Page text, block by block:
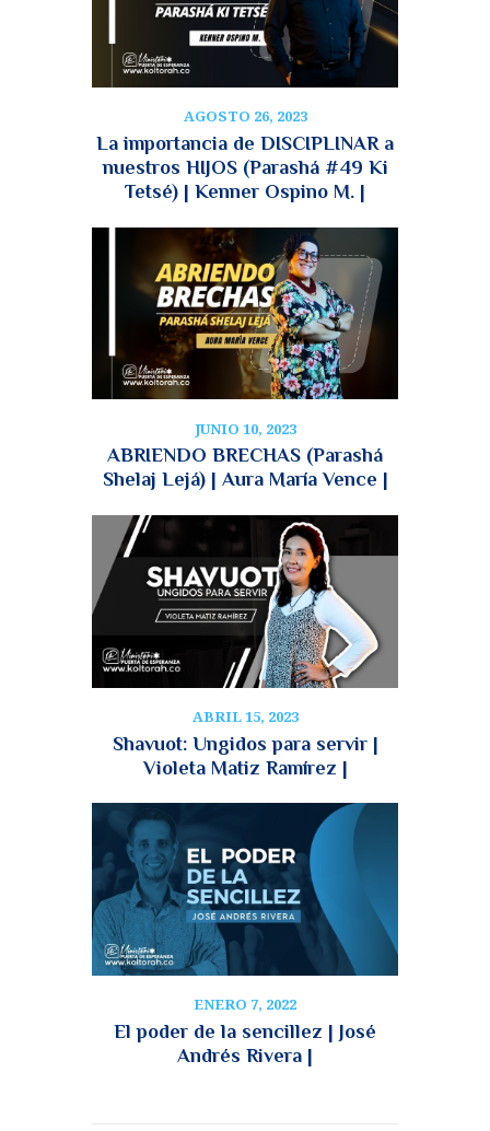
AGOSTO 26, 2023
La importancia de DISCIPLINAR a
nuestros HIJOS (Parashá #49 Ki
Tetsé) | Kenner Ospino M. |
JUNIO 10, 2023
ABRIENDO BRECHAS (Parashá
Shelaj Lejá) | Aura María Vence |
ABRIL 15, 2023
Shavuot: Ungidos para servir |
Violeta Matiz Ramírez |
ENERO 7, 2022
El poder de la sencillez | José
Andrés Rivera |